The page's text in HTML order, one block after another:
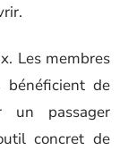
Les membres
de
un passager
concret de